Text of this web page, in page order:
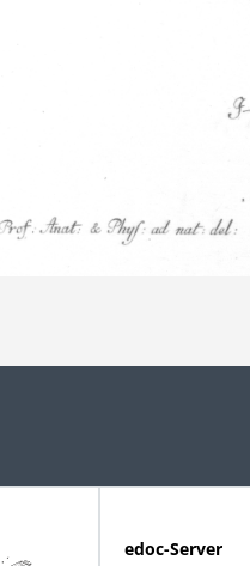
edoc-Server